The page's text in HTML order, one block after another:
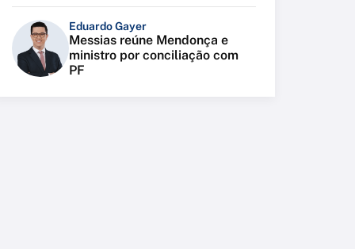
Eduardo Gayer
Messias reúne Mendonça e
ministro por conciliação com
PF